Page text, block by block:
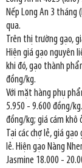
Nếp Long An 3 tháng
qua.
Trên thị trường gạo,
Hiện giá gạo nguyên
khi đó, gạo thành
đồng/kg.
Với mặt hàng phụ
5.950 - 9.600 đồng/
đồng/kg; giá cám khô
Tại các chợ lẻ, giá
lẻ. Hiện gạo Nàng
Jasmine 18.000 -